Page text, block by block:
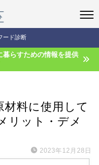
ード診断
暮らすための情報を提供
材料に使用して
リット・デメ
2023年12月28日